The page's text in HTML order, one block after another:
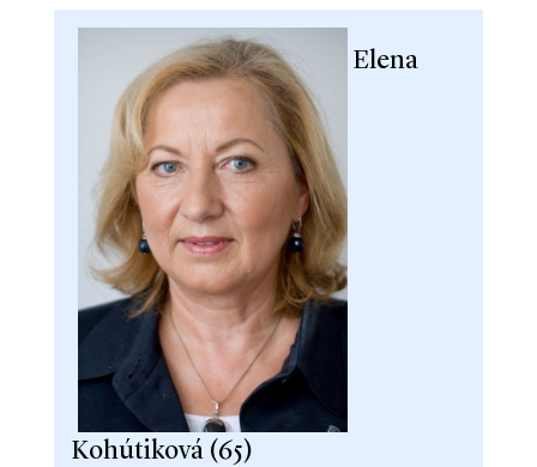
Elena
Kohútiková (65)